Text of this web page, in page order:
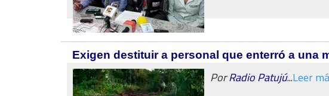
Exigen destituir a personal que enterró a una
PorRadio Patujú...Leer